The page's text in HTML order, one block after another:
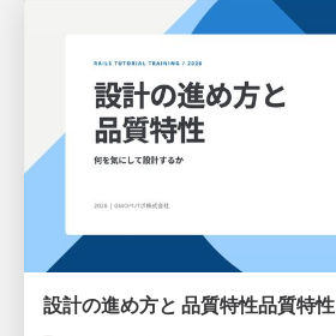
設計の進め方と 品質特性品質特性